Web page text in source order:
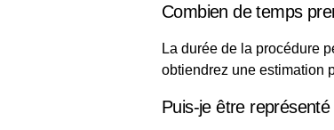
Combien de temps
La durée de la procédure
obtiendrez une estimation
Puis-je être